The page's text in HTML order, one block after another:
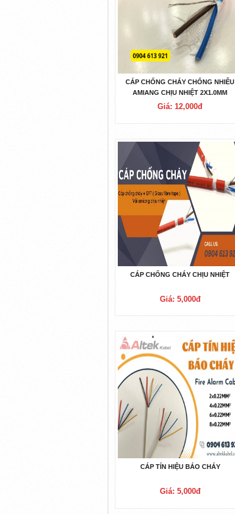
CÁP CHỐNG CHÁY CHỐNG NHIỄU
AMIANG CHỊU NHIỆT 2X1.0MM
2X1.5MM 2X2.5MM
Giá: 12,000đ
CÁP CHỐNG CHÁY CHỊU NHIỆT
Giá: 5,000đ
CÁP TÍN HIỆU BÁO CHÁY
Giá: 5,000đ